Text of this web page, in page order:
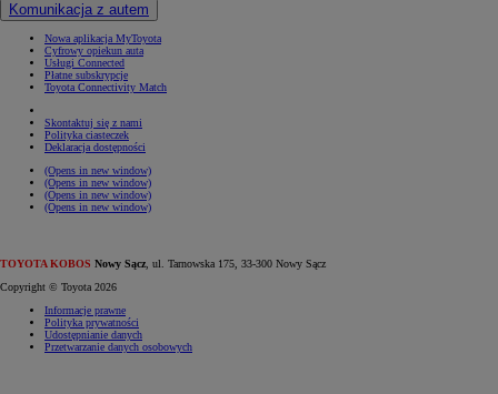
Komunikacja z autem
Nowa aplikacja MyToyota
Cyfrowy opiekun auta
Usługi Connected
Płatne subskrypcje
Toyota Connectivity Match
Skontaktuj się z nami
Polityka ciasteczek
Deklaracja dostępności
(Opens in new window)
(Opens in new window)
(Opens in new window)
(Opens in new window)
TOYOTA KOBOS Nowy Sącz , ul. Tarnowska 175, 33-300 Nowy Sącz
Copyright © Toyota 2026
Informacje prawne
Polityka prywatności
Udostępnianie danych
Przetwarzanie danych osobowych